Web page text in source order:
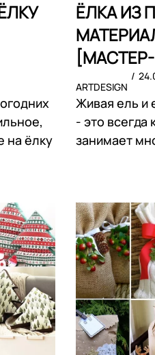
на ёлку
ЁЛКА ИЗ
ARTDESIGN
Живая ель и
- это всегда
занимает